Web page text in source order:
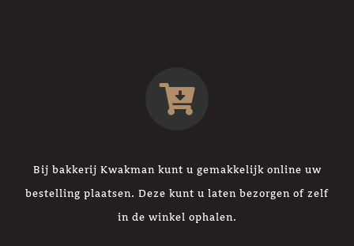
Bij bakkerij Kwakman kunt u gemakkelijk online uw
bestelling plaatsen. Deze kunt u laten bezorgen of zelf
in de winkel ophalen.